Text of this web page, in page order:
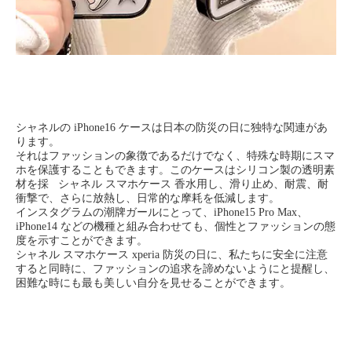
シャネルの iPhone16 ケースは日本の防災の日に独特な関連があ
ります。
それはファッションの象徴であるだけでなく、特殊な時期にスマ
ホを保護することもできます。このケースはシリコン製の透明素
材を採 シャネル スマホケース 香水用し、滑り止め、耐震、耐
衝撃で、さらに放熱し、日常的な摩耗を低減します。
インスタグラムの潮牌ガールにとって、iPhone15 Pro Max、
iPhone14 などの機種と組み合わせても、個性とファッションの態
度を示すことができます。
シャネル スマホケース xperia 防災の日に、私たちに安全に注意
すると同時に、ファッションの追求を諦めないようにと提醒し、
困難な時にも最も美しい自分を見せることができます。